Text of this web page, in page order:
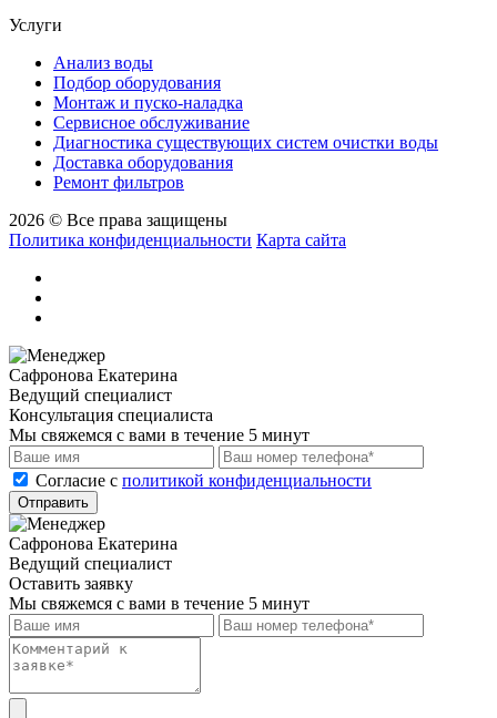
Услуги
Анализ воды
Подбор оборудования
Монтаж и пуско-наладка
Сервисное обслуживание
Диагностика существующих систем очистки воды
Доставка оборудования
Ремонт фильтров
2026 © Все права защищены
Политика конфиденциальности Карта сайта
Сафронова Екатерина
Ведущий специалист
Консультация специалиста
Мы свяжемся с вами в течение 5 минут
Cогласие с политикой конфиденциальности
Отправить
Сафронова Екатерина
Ведущий специалист
Оставить заявку
Мы свяжемся с вами в течение 5 минут